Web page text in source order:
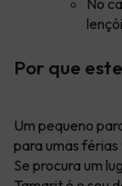
No
Por que
Um pequeno
para umas
Se procura um